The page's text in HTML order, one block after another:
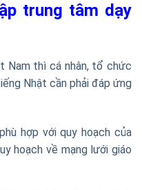
trung tâm dạy
Nam thì cá nhân, tổ chức
Nhật cần phải đáp ứng
hợp với quy hoạch của
hoạch về mạng lưới giáo